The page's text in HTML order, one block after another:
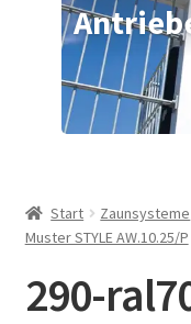
Start Zaunsysteme
Muster STYLE AW.10.25/P
290-